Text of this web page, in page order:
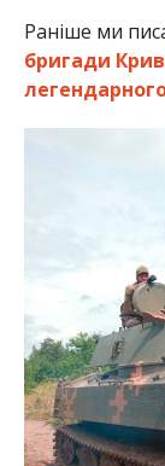
Раніше ми
бригади